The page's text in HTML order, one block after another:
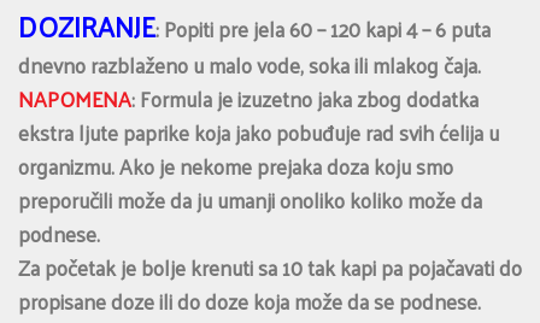
DOZIRANJE: Popiti pre jela 60 – 120 kapi 4 – 6 puta
dnevno razblaženo u malo vode, soka ili mlakog čaja.
NAPOMENA: Formula je izuzetno jaka zbog dodatka
ekstra ljute paprike koja jako pobuđuje rad svih ćelija u
organizmu. Ako je nekome prejaka doza koju smo
preporučili može da ju umanji onoliko koliko može da
podnese.
Za početak je bolje krenuti sa 10 tak kapi pa pojačavati do
propisane doze ili do doze koja može da se podnese.